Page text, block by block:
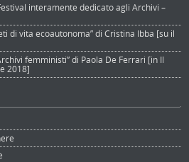
interamente dedicato agli Archivi –
di vita ecoautonoma” di Cristina Ibba [su il
femministi” di Paola De Ferrari [in Il
2018]